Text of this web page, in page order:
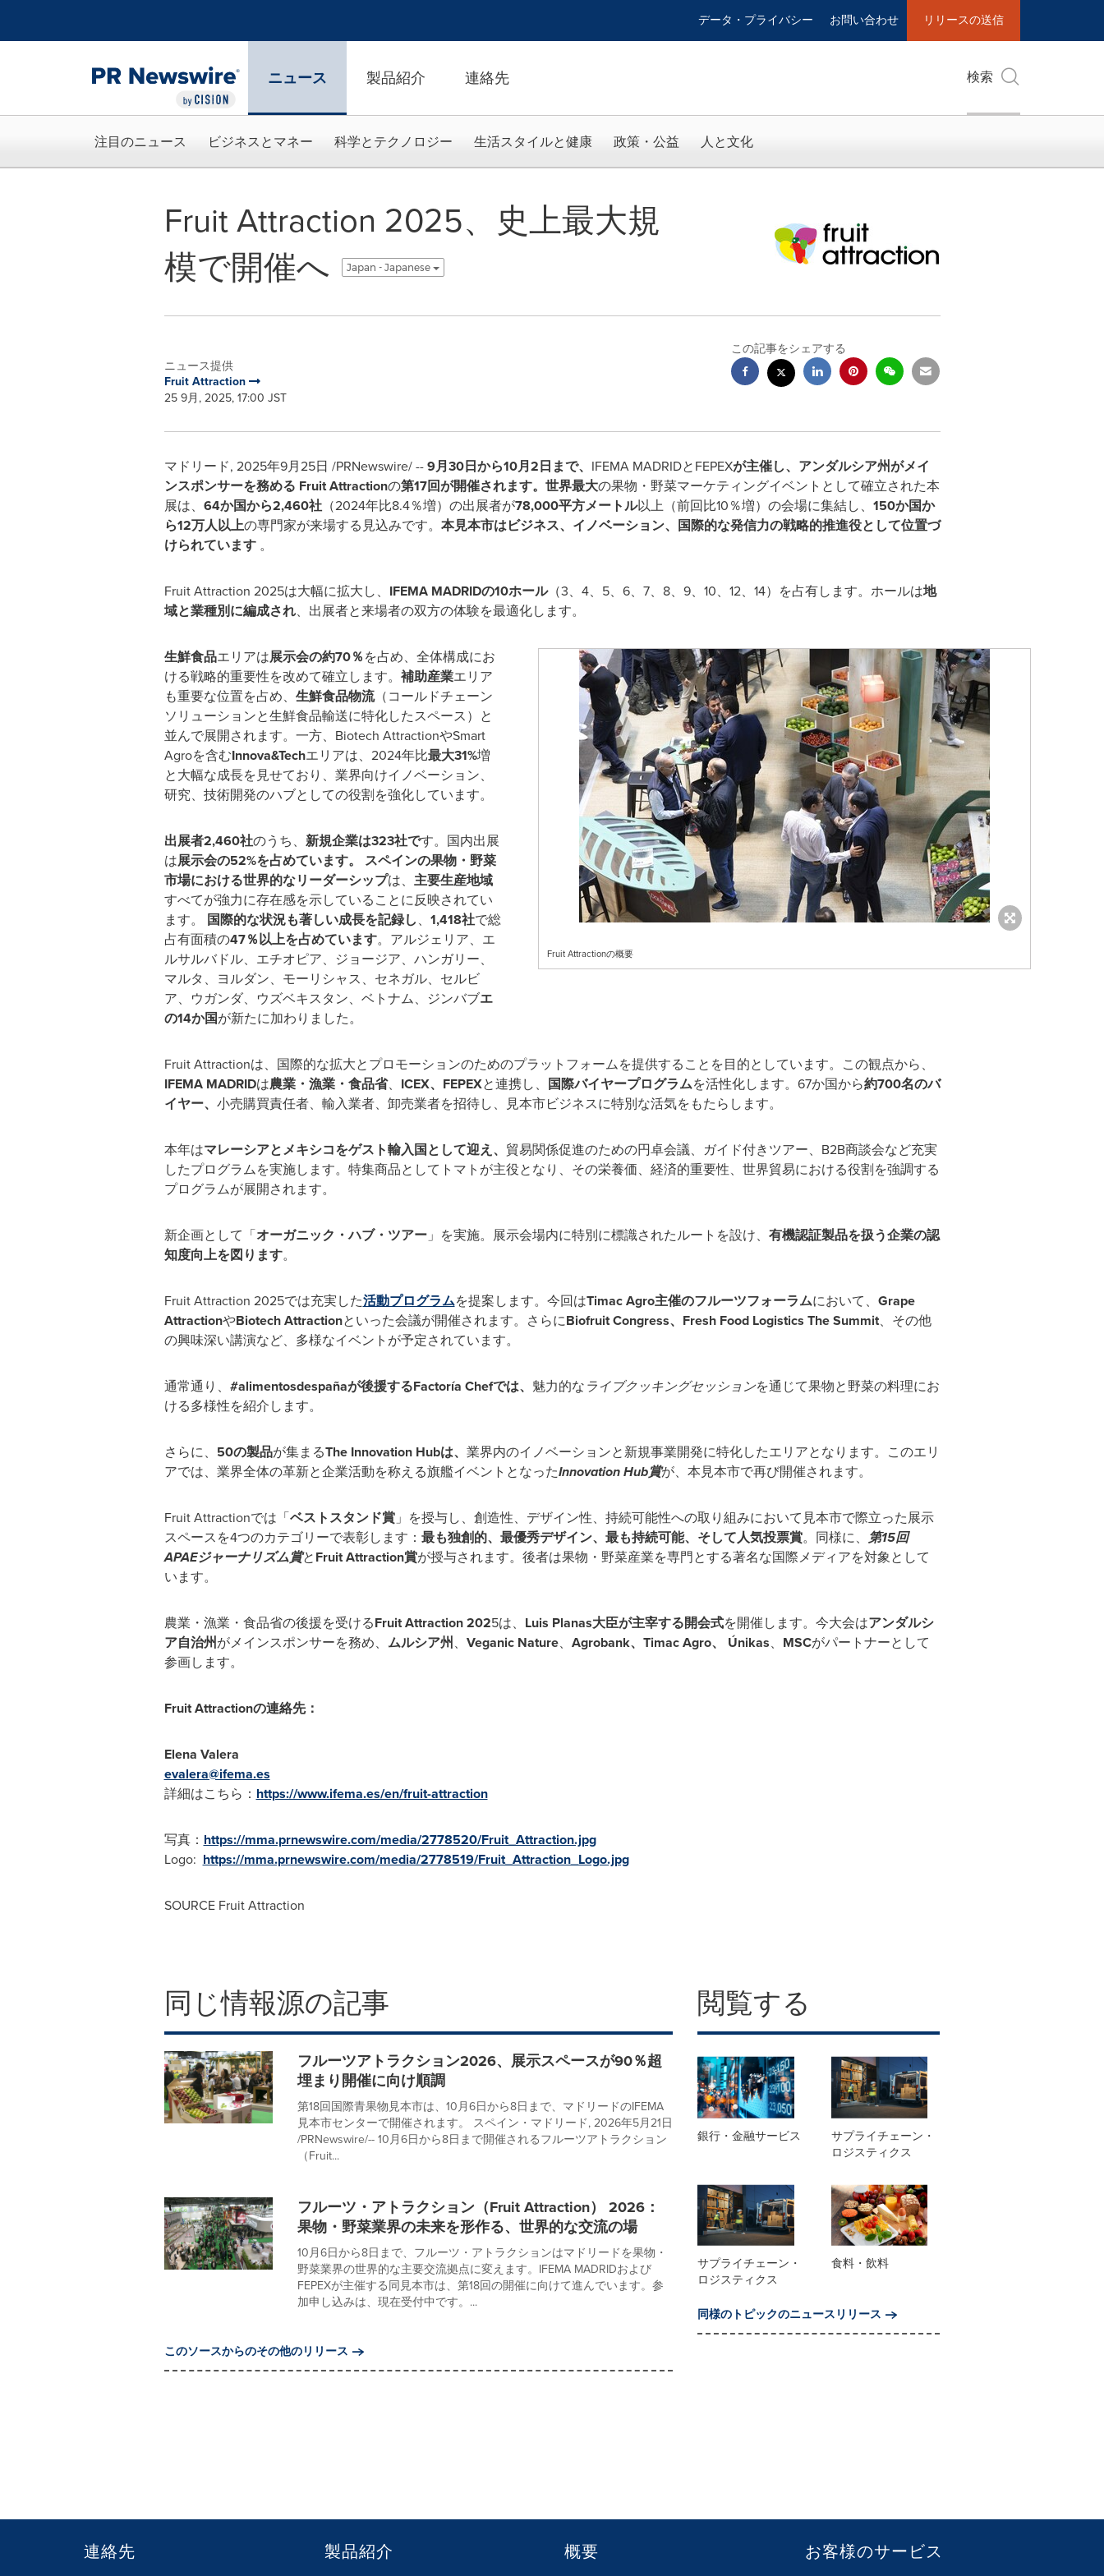
データ・プライバシー お問い合わせ リリースの送信
ニュース 製品紹介 連絡先 検索
注目のニュース ビジネスとマネー 科学とテクノロジー 生活スタイルと健康 政策・公益 人と文化
Fruit Attraction 2025、史上最大規
模で開催へ
Japan - Japanese
ニュース提供
Fruit Attraction
25 9月, 2025, 17:00 JST
この記事をシェアする
マドリード, 2025年9月25日 /PRNewswire/ --9月30日から10月2日まで、 IFEMA MADRIDとFEPEXが主催し、アンダルシア州がメイ
ンスポンサーを務める Fruit Attractionの第17回が開催されます。 世界最大の果物・野菜マーケティングイベントとして確立された本
展は、 64か国から2,460社（2024年比8.4％増）の出展者が78,000平方メートル以上（前回比10％増）の会場に集結し、 150か国か
ら12万人以上の専門家が来場する見込みです。 本見本市はビジネス、イノベーション、国際的な発信力の戦略的推進役として位置づ
けられています。
Fruit Attraction 2025は大幅に拡大し、 IFEMA MADRIDの10ホール（3、4、5、6、7、8、9、10、12、14）を占有します。ホールは地
域と業種別に編成され、出展者と来場者の双方の体験を最適化します。
Fruit Attractionの概要
生鮮食品エリアは展示会の約70％を占め、全体構成にお
ける戦略的重要性を改めて確立します。 補助産業エリア
も重要な位置を占め、 生鮮食品物流（コールドチェーン
ソリューションと生鮮食品輸送に特化したスペース）と
並んで展開されます。一方、Biotech AttractionやSmart
Agroを含むInnova&Techエリアは、2024年比最大31%増
と大幅な成長を見せており、業界向けイノベーション、
研究、技術開発のハブとしての役割を強化しています。
出展者2,460社のうち、 新規企業は323社です。国内出展
は展示会の52%を占めています。 スペインの果物・野菜
市場における世界的なリーダーシップは、 主要生産地域
すべてが強力に存在感を示していることに反映されてい
ます。 国際的な状況も著しい成長を記録し、 1,418社で総
占有面積の47％以上を占めています。アルジェリア、エ
ルサルバドル、エチオピア、ジョージア、ハンガリー、
マルタ、ヨルダン、モーリシャス、セネガル、セルビ
ア、ウガンダ、ウズベキスタン、ベトナム、ジンバブエ
の14か国が新たに加わりました。
Fruit Attractionは、国際的な拡大とプロモーションのためのプラットフォームを提供することを目的としています。この観点から、
IFEMA MADRIDは農業・漁業・食品省、 ICEX、FEPEXと連携し、 国際バイヤープログラムを活性化します。67か国から約700名のバ
イヤー、 小売購買責任者、輸入業者、卸売業者を招待し、見本市ビジネスに特別な活気をもたらします。
本年はマレーシアとメキシコをゲスト輸入国として迎え、 貿易関係促進のための円卓会議、ガイド付きツアー、B2B商談会など充実
したプログラムを実施します。特集商品としてトマトが主役となり、その栄養価、経済的重要性、世界貿易における役割を強調する
プログラムが展開されます。
新企画として「オーガニック・ハブ・ツアー」を実施。展示会場内に特別に標識されたルートを設け、 有機認証製品を扱う企業の認
知度向上を図ります。
Fruit Attraction 2025では充実した活動プログラムを提案します。今回はTimac Agro主催のフルーツフォーラムにおいて、 Grape
AttractionやBiotech Attractionといった会議が開催されます。さらにBiofruit Congress、Fresh Food Logistics The Summit、その他
の興味深い講演など、多様なイベントが予定されています。
通常通り、 #alimentosdespañaが後援するFactoría Chefでは、 魅力的なライブクッキングセッションを通じて果物と野菜の料理にお
ける多様性を紹介します。
さらに、 50の製品が集まるThe Innovation Hubは、 業界内のイノベーションと新規事業開発に特化したエリアとなります。このエリ
アでは、業界全体の革新と企業活動を称える旗艦イベントとなったInnovation Hub賞が、本見本市で再び開催されます。
Fruit Attractionでは「ベストスタンド賞」を授与し、創造性、デザイン性、持続可能性への取り組みにおいて見本市で際立った展示
スペースを4つのカテゴリーで表彰します： 最も独創的、最優秀デザイン、最も持続可能、そして人気投票賞。同様に、 第15回
APAEジャーナリズム賞とFruit Attraction賞が授与されます。後者は果物・野菜産業を専門とする著名な国際メディアを対象として
います。
農業・漁業・食品省の後援を受けるFruit Attraction 2025は、 Luis Planas大臣が主宰する開会式を開催します。今大会はアンダルシ
ア自治州がメインスポンサーを務め、 ムルシア州、 Veganic Nature、 Agrobank、Timac Agro、 Únikas、 MSCがパートナーとして
参画します。
Fruit Attractionの連絡先：
Elena Valera
evalera@ifema.es
詳細はこちら： https://www.ifema.es/en/fruit-attraction
写真： https://mma.prnewswire.com/media/2778520/Fruit_Attraction.jpg
Logo: https://mma.prnewswire.com/media/2778519/Fruit_Attraction_Logo.jpg
SOURCE Fruit Attraction
同じ情報源の記事
フルーツアトラクション2026、展示スペースが90％超
埋まり開催に向け順調
第18回国際青果物見本市は、10月6日から8日まで、マドリードのIFEMA
見本市センターで開催されます。 スペイン・マドリード, 2026年5月21日
/PRNewswire/-- 10月6日から8日まで開催されるフルーツアトラクション
（Fruit...
フルーツ・アトラクション（Fruit Attraction） 2026：
果物・野菜業界の未来を形作る、世界的な交流の場
10月6日から8日まで、フルーツ・アトラクションはマドリードを果物・
野菜業界の世界的な主要交流拠点に変えます。IFEMA MADRIDおよび
FEPEXが主催する同見本市は、第18回の開催に向けて進んでいます。参
加申し込みは、現在受付中です。...
このソースからのその他のリリース
閲覧する
銀行・金融サービス
サプライチェーン・
ロジスティクス
サプライチェーン・
ロジスティクス
食料・飲料
同様のトピックのニュースリリース
連絡先 製品紹介 概要 お客様のサービス